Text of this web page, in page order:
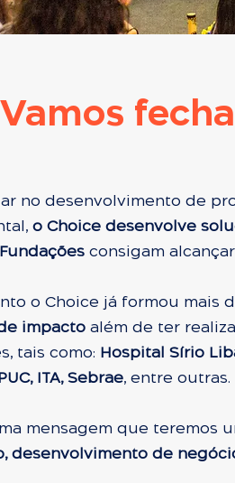
Vamos
no desenvolvimento de
o Choice desenvolve
consigam
o Choice já formou mais d
impacto além de ter
tais como: Hospital Sírio
ITA, Sebrae, entre outras.
mensagem que teremos
desenvolvimento de